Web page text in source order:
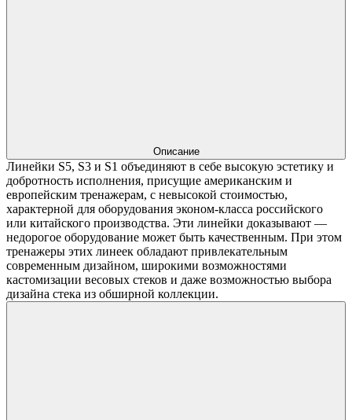
Описание
Линейки S5, S3 и S1 объединяют в себе высокую эстетику и
добротность исполнения, присущие американским и
европейским тренажерам, с невысокой стоимостью,
характерной для оборудования эконом-класса российского
или китайского производства. Эти линейки доказывают —
недорогое оборудование может быть качественным. При этом
тренажеры этих линеек обладают привлекательным
современным дизайном, широкими возможностями
кастомизации весовых стеков и даже возможностью выбора
дизайна стека из обширной коллекции.